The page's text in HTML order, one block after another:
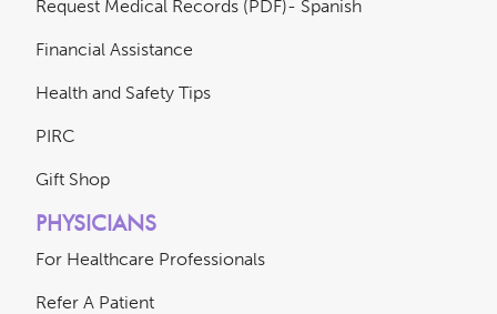
Request Medical Records (PDF)- Spanish
Financial Assistance
Health and Safety Tips
PIRC
Gift Shop
PHYSICIANS
For Healthcare Professionals
Refer A Patient